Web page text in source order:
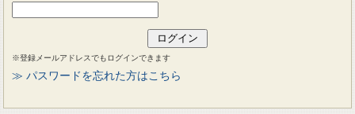
※登録メールアドレスでもログインできます
≫ パスワードを忘れた方はこちら